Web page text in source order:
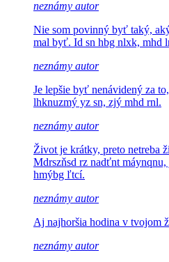
neznámy autor
Nie som povinný byť taký,
mal byť. Id sn hbg nlxk, mhd
neznámy autor
Je lepšie byť nenávidený za
lhknuzmý yz sn, zjý mhd rnl.
neznámy autor
Život je krátky, preto netreba
Mdrszňsd rz nadťnt
hmýbg ľtcí.
neznámy autor
Aj najhoršia hodina v tvojom
neznámy autor